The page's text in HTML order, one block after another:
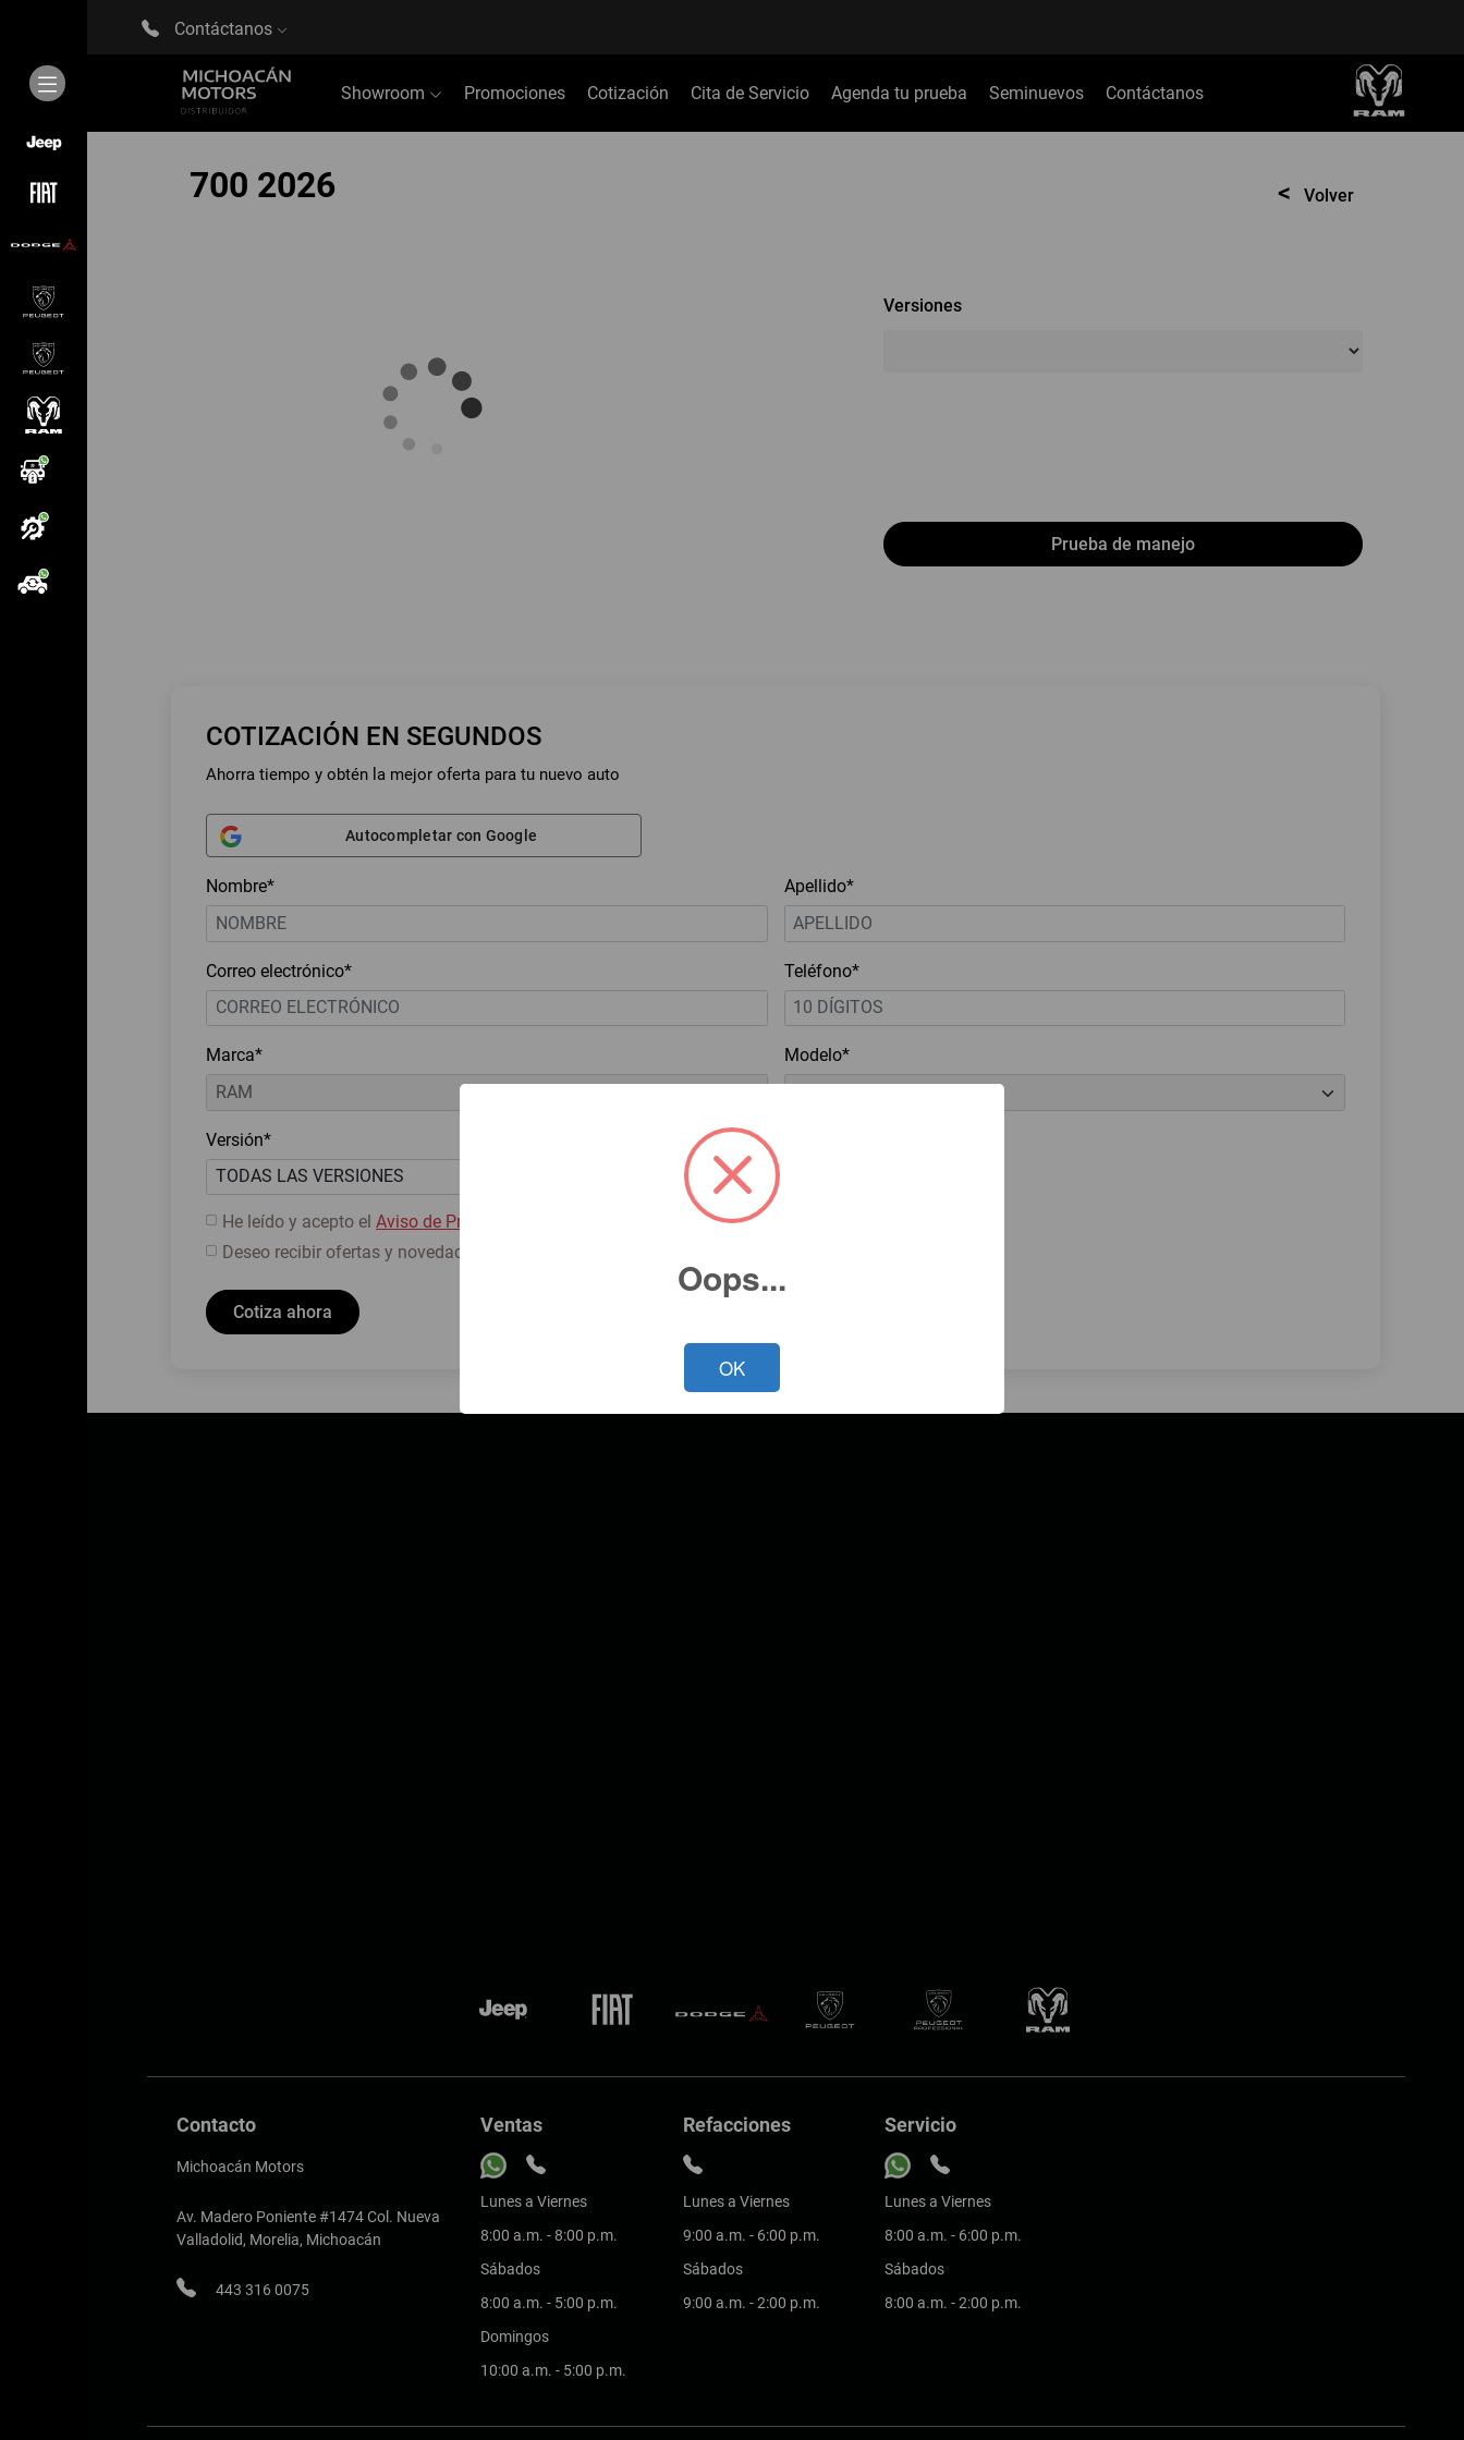
Contáctanos
Showroom Promociones Cotización Cita de Servicio Agenda tu prueba Seminuevos Contáctanos
700 2026 < Volver
Versiones
Prueba de manejo
COTIZACIÓN EN SEGUNDOS
Ahorra tiempo y obtén la mejor oferta para tu nuevo auto
Autocompletar con Google
Nombre* Apellido*
Correo electrónico* Teléfono*
Marca* Modelo*
Versión*
He leído y acepto el Aviso de Privacidad*
Deseo recibir ofertas y novedades.
Cotiza ahora
Contacto
Michoacán Motors
Av. Madero Poniente #1474 Col. Nueva
Valladolid, Morelia, Michoacán
443 316 0075
Ventas
Lunes a Viernes
8:00 a.m. - 8:00 p.m.
Sábados
8:00 a.m. - 5:00 p.m.
Domingos
10:00 a.m. - 5:00 p.m.
Refacciones
Lunes a Viernes
9:00 a.m. - 6:00 p.m.
Sábados
9:00 a.m. - 2:00 p.m.
Servicio
Lunes a Viernes
8:00 a.m. - 6:00 p.m.
Sábados
8:00 a.m. - 2:00 p.m.
Oops...
OK